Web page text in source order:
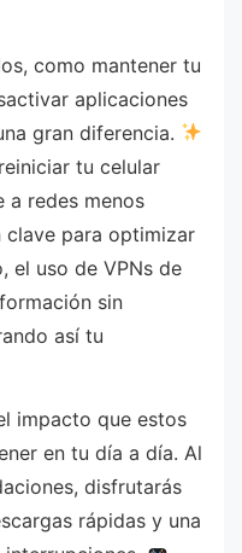
como mantener tu
aplicaciones
gran diferencia.
tu celular
a redes menos
clave para optimizar
el uso de VPNs de
sin
así tu
impacto que estos
en tu día a día. Al
disfrutarás
rápidas y una